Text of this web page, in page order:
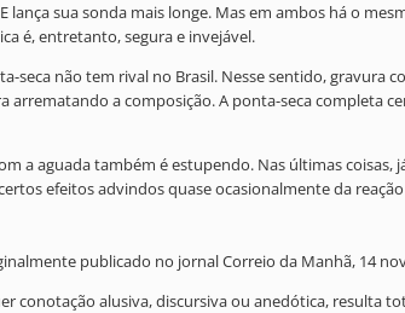
sua sonda mais longe. Mas em ambos há o
é, entretanto, segura e invejável.
não tem rival no Brasil. Nesse sentido, gravura
a composição. A ponta-seca completa
a aguada também é estupendo. Nas últimas
efeitos advindos quase ocasionalmente da
publicado no jornal Correio da Manhã, 14
conotação alusiva, discursiva ou anedótica, resulta